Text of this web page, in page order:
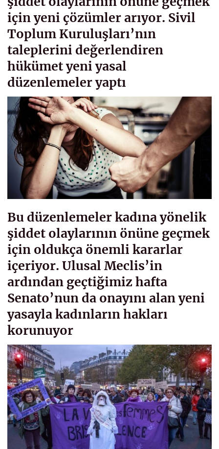
için yeni çözümler arıyor. Sivil
Toplum Kuruluşları’nın
taleplerini değerlendiren
hükümet yeni yasal
düzenlemeler yaptı
Bu düzenlemeler kadına yönelik
şiddet olaylarının önüne geçmek
için oldukça önemli kararlar
içeriyor. Ulusal Meclis’in
ardından geçtiğimiz hafta
Senato’nun da onayını alan yeni
yasayla kadınların hakları
korunuyor